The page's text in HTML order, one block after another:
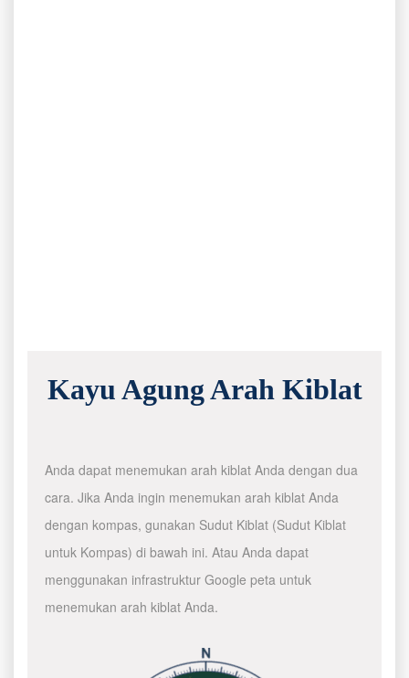
Kayu Agung Arah Kiblat
Anda dapat menemukan arah kiblat Anda dengan dua
cara. Jika Anda ingin menemukan arah kiblat Anda
dengan kompas, gunakan Sudut Kiblat (Sudut Kiblat
untuk Kompas) di bawah ini. Atau Anda dapat
menggunakan infrastruktur Google peta untuk
menemukan arah kiblat Anda.